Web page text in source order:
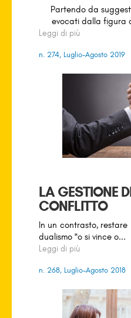
Partendo da
evocati dalla figura
Leggi di più
n. 274, Luglio-Agosto 2019
LA GESTIONE
CONFLITTO
In un contrasto, restare
dualismo “o si vince o...
Leggi di più
n. 268, Luglio-Agosto 2018